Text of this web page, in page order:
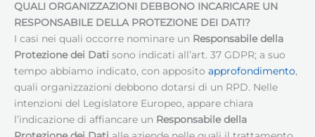
QUALI ORGANIZZAZIONI DEBBONO INCARICARE UN
RESPONSABILE DELLA PROTEZIONE DEI DATI?
I casi nei quali occorre nominare un Responsabile della
Protezione dei Dati sono indicati all’art. 37 GDPR; a suo
tempo abbiamo indicato, con apposito approfondimento,
quali organizzazioni debbono dotarsi di un RPD. Nelle
intenzioni del Legislatore Europeo, appare chiara
l’indicazione di affiancare un Responsabile della